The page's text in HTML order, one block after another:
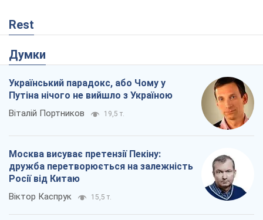
Rest
Думки
Український парадокс, або Чому у
Путіна нічого не вийшло з Україною
Віталій Портников 19,5 т.
Москва висуває претензії Пекіну:
дружба перетворюється на залежність
Росії від Китаю
Віктор Каспрук 15,5 т.